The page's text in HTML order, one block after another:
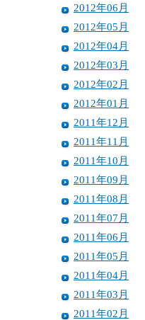
2012年06月
2012年05月
2012年04月
2012年03月
2012年02月
2012年01月
2011年12月
2011年11月
2011年10月
2011年09月
2011年08月
2011年07月
2011年06月
2011年05月
2011年04月
2011年03月
2011年02月